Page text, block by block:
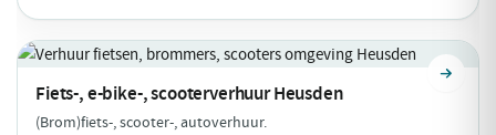
Fiets-, e-bike-, scooterverhuurHeusden
(Brom)fiets-, scooter-, autoverhuur.